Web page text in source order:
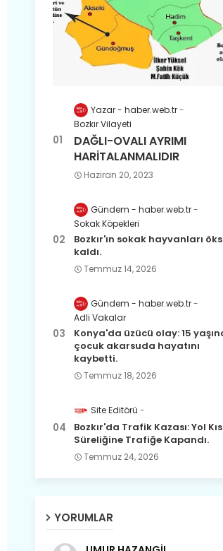
Yazar - haber.web.tr
Bozkır Vilayeti
DAĞLI-OVALI AYRIMI
HARİTALANMALIDIR
Haziran 20, 2023
Gündem - haber.web.tr
Sokak Köpekleri
Bozkır'ın sokak hayvanları
kaldı.
Temmuz 14, 2026
Gündem - haber.web.tr
Adli Vakalar
Konya'da üzücü olay: 15
çocuk akarsuda hayatını
kaybetti.
Temmuz 18, 2026
Site Editörü
Bozkır'da Trafik Kazası: Yol
Süreliğine Trafiğe Kapandı.
Temmuz 24, 2026
YORUMLAR